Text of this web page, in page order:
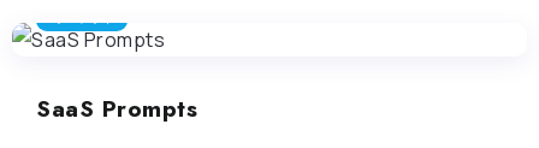
SaaS Prompts